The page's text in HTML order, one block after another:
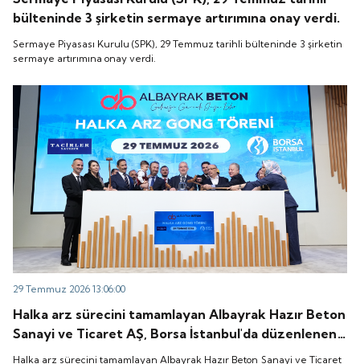
bülteninde 3 şirketin sermaye artırımına onay verdi.
Sermaye Piyasası Kurulu (SPK), 29 Temmuz tarihli bülteninde 3 şirketin
sermaye artırımına onay verdi.
29 Temmuz 2026 13:06:00
Halka arz sürecini tamamlayan Albayrak Hazır Beton
Sanayi ve Ticaret AŞ, Borsa İstanbul'da düzenlenen
gong töreniyle "ALBTN" koduyla işlem görmeye
Halka arz sürecini tamamlayan Albayrak Hazır Beton Sanayi ve Ticaret